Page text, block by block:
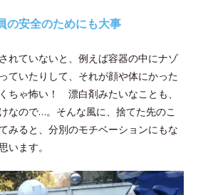
の安全のためにも大事
れていないと、例えば容器の中にナゾ
ていたりして、それが顔や体にかった
ちゃ怖い！ 漂白剤みたいなことも、
なので…。そんな風に、捨てた先のこ
みると、分別のモチベーションにもな
います。